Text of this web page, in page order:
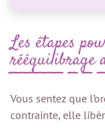
Les étapes
rééquilibrage
Vous sentez que
contrainte, elle